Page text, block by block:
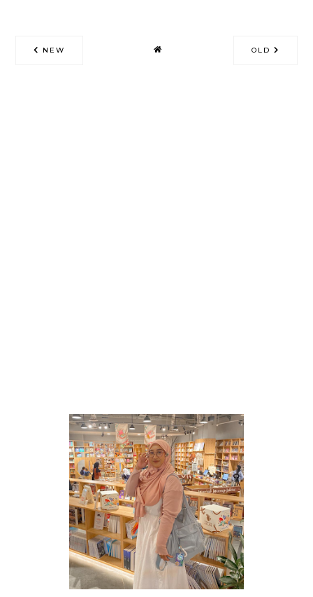
NEW OLD